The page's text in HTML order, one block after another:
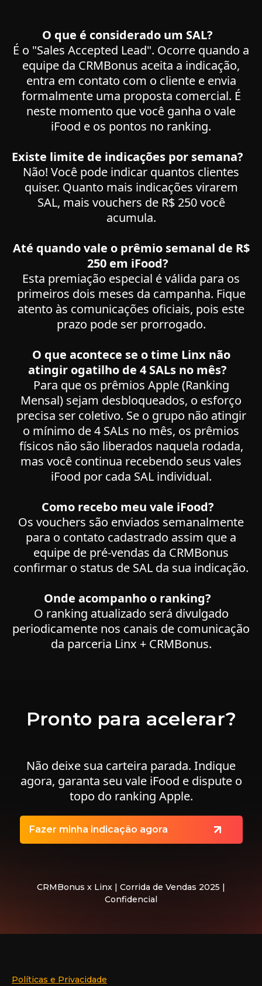
O que é considerado um SAL?
É o "Sales Accepted Lead". Ocorre quando a
equipe da CRMBonus aceita a indicação,
entra em contato com o cliente e envia
formalmente uma proposta comercial. É
neste momento que você ganha o vale
iFood e os pontos no ranking.
Existe limite de indicações por semana?
Não! Você pode indicar quantos clientes
quiser. Quanto mais indicações virarem
SAL, mais vouchers de R$ 250 você
acumula.
Até quando vale o prêmio semanal de R$
250 em iFood?
Esta premiação especial é válida para os
primeiros dois meses da campanha. Fique
atento às comunicações oficiais, pois este
prazo pode ser prorrogado.
O que acontece se o time Linx não
atingir ogatilho de 4 SALs no mês?
Para que os prêmios Apple (Ranking
Mensal) sejam desbloqueados, o esforço
precisa ser coletivo. Se o grupo não atingir
o mínimo de 4 SALs no mês, os prêmios
físicos não são liberados naquela rodada,
mas você continua recebendo seus vales
iFood por cada SAL individual.
Como recebo meu vale iFood?
Os vouchers são enviados semanalmente
para o contato cadastrado assim que a
equipe de pré-vendas da CRMBonus
confirmar o status de SAL da sua indicação.
Onde acompanho o ranking?
O ranking atualizado será divulgado
periodicamente nos canais de comunicação
da parceria Linx + CRMBonus.
Pronto para acelerar?
Não deixe sua carteira parada. Indique
agora, garanta seu vale iFood e dispute o
topo do ranking Apple.
Fazer minha indicação agora
CRMBonus x Linx | Corrida de Vendas 2025 |
Confidencial
Políticas e Privacidade